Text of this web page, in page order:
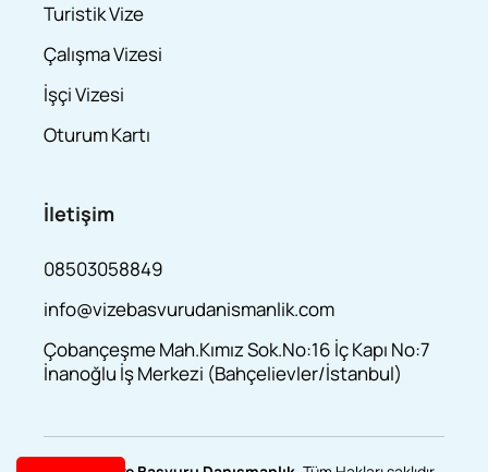
Turistik Vize
Çalışma Vizesi
İşçi Vizesi
Oturum Kartı
İletişim
08503058849
info@vizebasvurudanismanlik.com
Çobançeşme Mah.Kımız Sok.No:16 İç Kapı No:7
İnanoğlu İş Merkezi (Bahçelievler/İstanbul)